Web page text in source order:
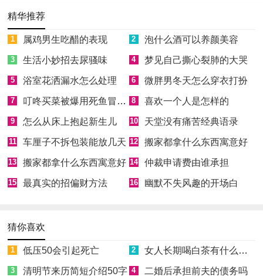
精华推荐
1 属鸡男生吃醋的表现 2 泡什么酒可以养颜美容
3 生活小妙招去尿骚味 4 梦见自己撕心裂肺的大哭
5 浴室花洒漏水怎么处理 6 微胖男冬天怎么穿衣打扮
7 叮咚买菜被爆用死鱼冒充活鱼被约谈 8 喜欢一个人是怎样的
9 怎么从床上抱起新生儿 10 天堂没有痛苦经典语录
11 车厘子不拆包装能放几天 12 搬家都拿什么东西寓意好
13 搬家都拿什么东西寓意好 14 仲裁申请费由谁承担
15 最真实的招偏财方法 16 幽默不失风趣的开场白
猜你喜欢
1 低压50会引起死亡 2 女人长期喝白茶有什么好处
3 清明节来历简短介绍50字 4 二婚后承担前夫的债务吗